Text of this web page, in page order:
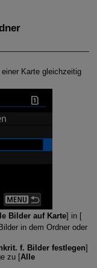
Karte gleichzeitig
Bilder auf Karte] in [
in dem Ordner oder
f. Bilder festlegen]
zu [Alle